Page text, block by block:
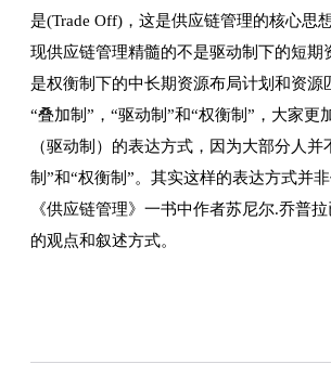
是(Trade Off)，这是供应链管理的核心思
现供应链管理精髓的不是驱动制下的短期
是权衡制下的中长期资源布局计划和资源
“叠加制”，“驱动制”和“权衡制”，大家更
（驱动制）的表达方式，因为大部分人并
制”和“权衡制”。其实这样的表达方式并
《供应链管理》一书中作者苏尼尔.乔普
的观点和叙述方式。